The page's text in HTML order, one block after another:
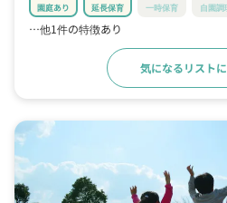
園庭あり 延長保育 一時保育 自園調
…他1件の特徴あり
気になるリスト